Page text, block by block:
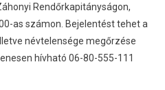
Rendőrkapitányságon,
as számon. Bejelentést tehet a
névtelensége megőrzése
hívható 06-80-555-111